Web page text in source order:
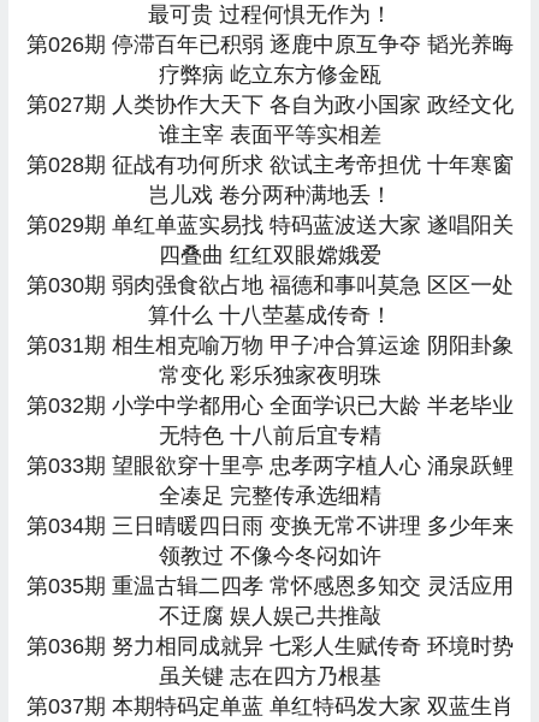
最可贵 过程何惧无作为！
第026期 停滞百年已积弱 逐鹿中原互争夺 韬光养晦
疗弊病 屹立东方修金瓯
第027期 人类协作大天下 各自为政小国家 政经文化
谁主宰 表面平等实相差
第028期 征战有功何所求 欲试主考帝担优 十年寒窗
岂儿戏 卷分两种满地丢！
第029期 单红单蓝实易找 特码蓝波送大家 遂唱阳关
四叠曲 红红双眼嫦娥爱
第030期 弱肉强食欲占地 福德和事叫莫急 区区一处
算什么 十八茔墓成传奇！
第031期 相生相克喻万物 甲子冲合算运途 阴阳卦象
常变化 彩乐独家夜明珠
第032期 小学中学都用心 全面学识已大龄 半老毕业
无特色 十八前后宜专精
第033期 望眼欲穿十里亭 忠孝两字植人心 涌泉跃鲤
全凑足 完整传承选细精
第034期 三日晴暖四日雨 变换无常不讲理 多少年来
领教过 不像今冬闷如许
第035期 重温古辑二四孝 常怀感恩多知交 灵活应用
不迂腐 娱人娱己共推敲
第036期 努力相同成就异 七彩人生赋传奇 环境时势
虽关键 志在四方乃根基
第037期 本期特码定单蓝 单红特码发大家 双蓝生肖